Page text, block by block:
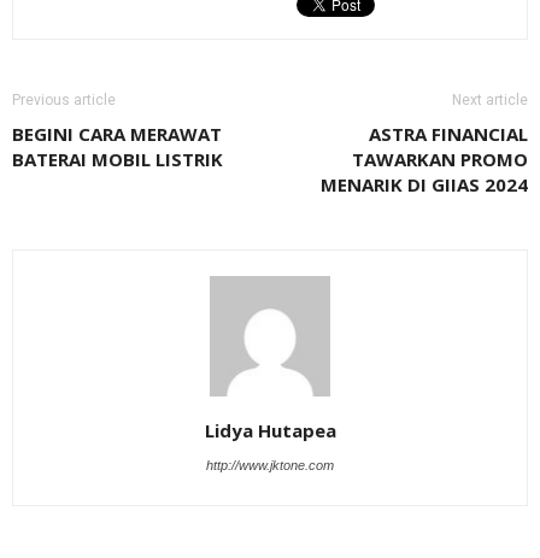
Previous article
BEGINI CARA MERAWAT
BATERAI MOBIL LISTRIK
Next article
ASTRA FINANCIAL
TAWARKAN PROMO
MENARIK DI GIIAS 2024
Lidya Hutapea
http://www.jktone.com